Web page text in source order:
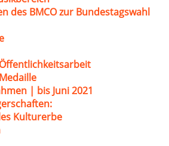
des BMCO zur Bundestagswahl
| bis Juni 2021
Kulturerbe